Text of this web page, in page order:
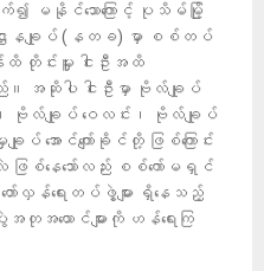
မနိုင်သောကြောင့် ပုသိမ်မြို့
ဌာနချုပ် (နတခ) မှာ စစ်တပ်
တိုင်းမှူး ငါးဦးအထိ
အဆိုပါ ငါးဦးမှာ ဗိုလ်ချုပ်
ဗိုလ်ချုပ် ဝေလင်း၊ ဗိုလ်ချုပ်
အောင်ကျော်ခိုင်တို့ ဖြစ်ကြောင်း
ဖြစ်နေသော်လည်း စစ်ကော်မရှင်
လှန်ရေးတပ်ဖွဲ့များ ရှိနေသည့်
တုအယောင်များကို ဟန်ရေးကြ